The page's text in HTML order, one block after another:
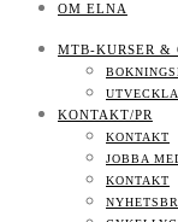
OM ELNA
MTB-KURSER &
KONTAKT/PR
KONTAKT
JOBBA
KONTAKT